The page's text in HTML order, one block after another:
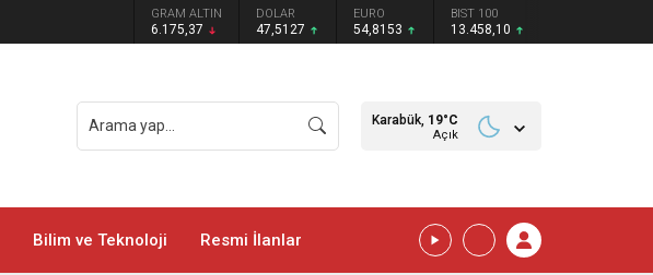
GRAM ALTIN
6.175,37
DOLAR
47,5127
EURO
54,8153
BIST 100
13.458,10
Karabük, 19°C
Açık
Bilim ve Teknoloji Resmi İlanlar